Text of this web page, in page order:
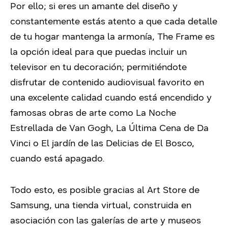
Por ello; si eres un amante del diseño y
constantemente estás atento a que cada detalle
de tu hogar mantenga la armonía, The Frame es
la opción ideal para que puedas incluir un
televisor en tu decoración; permitiéndote
disfrutar de contenido audiovisual favorito en
una excelente calidad cuando está encendido y
famosas obras de arte como La Noche
Estrellada de Van Gogh, La Última Cena de Da
Vinci o El jardín de las Delicias de El Bosco,
cuando está apagado.
Todo esto, es posible gracias al Art Store de
Samsung, una tienda virtual, construida en
asociación con las galerías de arte y museos